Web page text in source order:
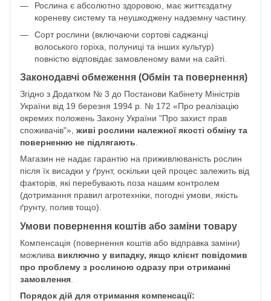
Рослина є абсолютно здоровою, має життєздатну
кореневу систему та неушкоджену надземну частину.
Сорт рослини (включаючи сортові саджанці
волоського горіха, полуниці та інших культур)
повністю відповідає замовленому вами на сайті.
Законодавчі обмеження (Обмін та повернення)
Згідно з Додатком № 3 до Постанови Кабінету Міністрів
України від 19 березня 1994 р. № 172 «Про реалізацію
окремих положень Закону України "Про захист прав
споживачів"», живі рослини належної якості обміну та
поверненню не підлягають
Магазин не надає гарантію на приживлюваність рослин
після їх висадки у ґрунт, оскільки цей процес залежить від
факторів, які перебувають поза нашим контролем
(дотримання правил агротехніки, погодні умови, якість
ґрунту, полив тощо).
Умови повернення коштів або заміни товару
Компенсація (повернення коштів або відправка заміни)
можлива виключно у випадку, якщо клієнт повідомив
про проблему з рослиною одразу при отриманні
замовлення
Порядок дій для отримання компенсації: